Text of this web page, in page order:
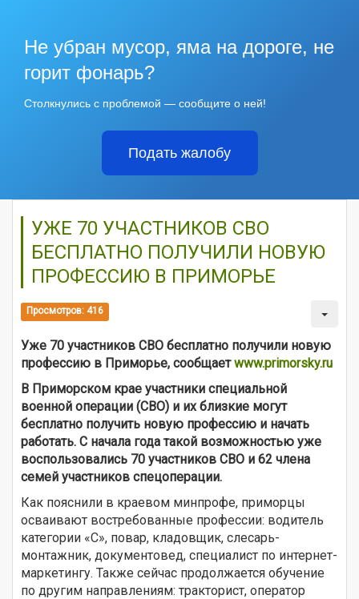
Не убран мусор, яма на дороге, не
горит фонарь?
Столкнулись с проблемой — сообщите о ней!
Подать жалобу
УЖЕ 70 УЧАСТНИКОВ СВО
БЕСПЛАТНО ПОЛУЧИЛИ НОВУЮ
ПРОФЕССИЮ В ПРИМОРЬЕ
Просмотров: 416
Уже 70 участников СВО бесплатно получили новую
профессию в Приморье, сообщаетwww.primorsky.ru
В Приморском крае участники специальной
военной операции (СВО) и их близкие могут
бесплатно получить новую профессию и начать
работать. С начала года такой возможностью уже
воспользовались 70 участников СВО и 62 члена
семей участников спецоперации.
Как пояснили в краевом минпрофе, приморцы
осваивают востребованные профессии: водитель
категории «С», повар, кладовщик, слесарь-
монтажник, документовед, специалист по интернет-
маркетингу. Также сейчас продолжается обучение
по другим направлениям: тракторист, оператор